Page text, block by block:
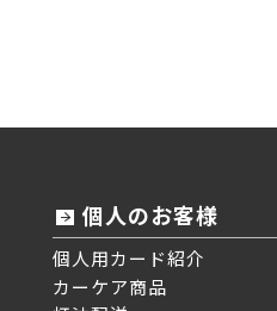
個人のお客様
個人用カード紹介
カーケア商品